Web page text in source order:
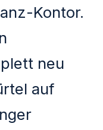
Kontor.
neu
auf